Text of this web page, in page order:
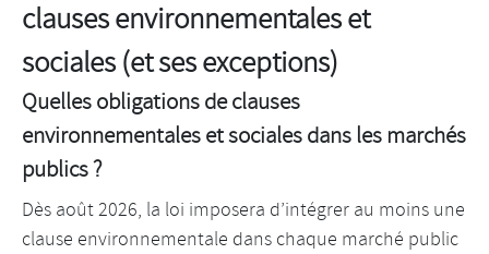
clauses environnementales et
sociales (et ses exceptions)
Quelles obligations de clauses
environnementales et sociales dans les marchés
publics ?
Dès août 2026, la loi imposera d’intégrer au moins une
clause environnementale dans chaque marché public